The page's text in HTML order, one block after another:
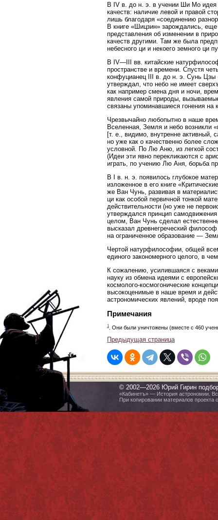
В IV в. до н. э. в учении Ши Мо идея
качеств: наличие левой и правой
лишь благодаря «соединению
В книге «Шицзин» зарождались,
представления об изменении в
качеств другими. Там же была
небесного ци и некоего земного ци
В IV—III вв. китайские
пространстве и времени. Спустя
конфуцианец III в. до н. э. Сунь Цзы
утверждал, что небо не имеет
как например смена дня и ночи,
явления самой природы,
связаны упоминавшиеся гонения
Чрезвычайно любопытно в наше
Вселенная, Земля и небо возникли
[т. е., видимо, внутренне
но уже как о качественно более
условной. По Лю Аню, из легкой
(Идеи эти явно перекликаются с
играть, по учению Лю Аня, борьба
В I в. н. э. появилось глубокое
изложенное в его книге
же Ван Чунь, развивая в
ци как особой первичной тонкой
действительности (но уже не
утверждался принцип
целом, Ван Чунь сделал
высказал древнегреческий
на ограниченное образование —
Чертой натурфилософии, общей
единого закономерного целого, в
К сожалению, усилившаяся с
науку из обмена идеями с
космолого-космогонические
высокоценимые в наше время и
астрономических явлений, вроде
Примечания
1 . Они были уничтожены (вместе с 460
Предыдущая страница
© 2002—2026 Юрий Гирин
«Кабинетъ» — История астрономии.
При копировании материалов проекта